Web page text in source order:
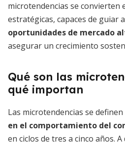
microtendencias se convierten
estratégicas, capaces de guiar
oportunidades de mercado
asegurar un crecimiento
Qué son las
qué importan
Las microtendencias se definen
en el comportamiento del
en ciclos de tres a cinco años.